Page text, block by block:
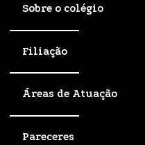
Sobre o colégio
Filiação
Áreas de Atuação
Pareceres